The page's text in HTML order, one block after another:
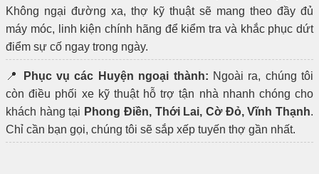
Không ngại đường xa, thợ kỹ thuật sẽ mang theo đầy đủ
máy móc, linh kiện chính hãng để kiểm tra và khắc phục dứt
điểm sự cố ngay trong ngày.
📍 Phục vụ các Huyện ngoại thành: Ngoài ra, chúng tôi
còn điều phối xe kỹ thuật hỗ trợ tận nhà nhanh chóng cho
khách hàng tại Phong Điền, Thới Lai, Cờ Đỏ, Vĩnh Thạnh.
Chỉ cần bạn gọi, chúng tôi sẽ sắp xếp tuyến thợ gần nhất.